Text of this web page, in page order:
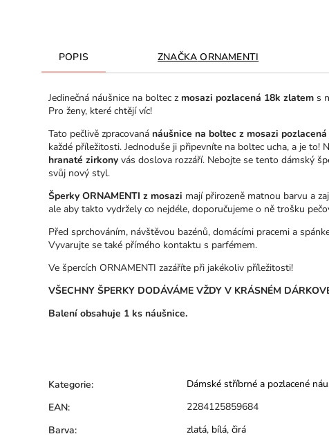
POPIS ZNAČKA ORNAMENTI
Jedinečná náušnice na boltec z mosazi pozlacená 18k zlatem s
Pro ženy, které chtějí víc!
Tato pečlivě zpracovaná náušnice na boltec z mosazi
každé příležitosti. Jednoduše ji připevníte na boltec ucha, a je to!
hranaté zirkony vás doslova rozzáří. Nebojte se tento dámský
svůj nový styl.
Šperky ORNAMENTI z mosazi mají přirozeně matnou barvu a
ale aby takto vydržely co nejdéle, doporučujeme o ně trošku
Před sprchováním, návštěvou bazénů, domácími pracemi a
Vyvarujte se také přímého kontaktu s parfémem.
Ve špercích ORNAMENTI zazáříte při jakékoliv příležitosti!
VŠECHNY ŠPERKY DODÁVÁME VŽDY V KRÁSNÉM
Balení obsahuje 1 ks náušnice.
Kategorie:
Dámské stříbrné a pozlacené
EAN:
2284125859684
Barva: zlatá, bílá, čirá